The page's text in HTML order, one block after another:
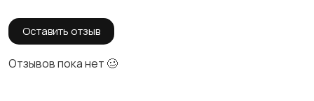
Оставить отзыв
Отзывов пока нет 🥴